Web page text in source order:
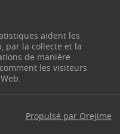
aident les
par la collecte et la
de manière
les visiteurs
Propulsé par Orejime
;
ou
et/ou services
présentée(s)
de rencontre ;
permettant,